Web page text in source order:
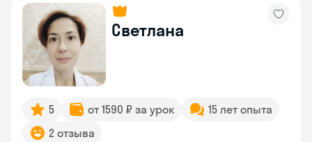
Светлана
5 от 1590 ₽ за урок
15 лет опыта
2 отзыва